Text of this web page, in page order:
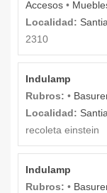
Accesos •
Localidad:
2310
Indulamp
Rubros: •
Localidad:
recoleta einstein
Indulamp
Rubros: •